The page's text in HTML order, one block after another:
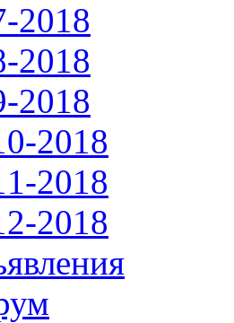
2018
2018
2018
2018
2018
2018